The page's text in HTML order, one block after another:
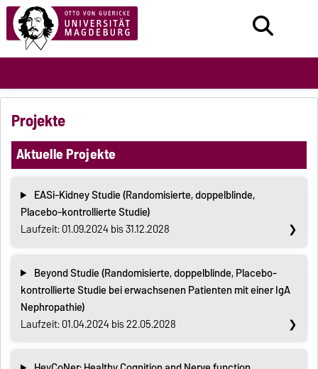
Projekte
Aktuelle Projekte
EASi-Kidney Studie (Randomisierte, doppelblinde,
Placebo-kontrollierte Studie)
Laufzeit: 01.09.2024 bis 31.12.2028
Beyond Studie (Randomisierte, doppelblinde, Placebo-
kontrollierte Studie bei erwachsenen Patienten mit einer IgA
Nephropathie)
Laufzeit: 01.04.2024 bis 22.05.2028